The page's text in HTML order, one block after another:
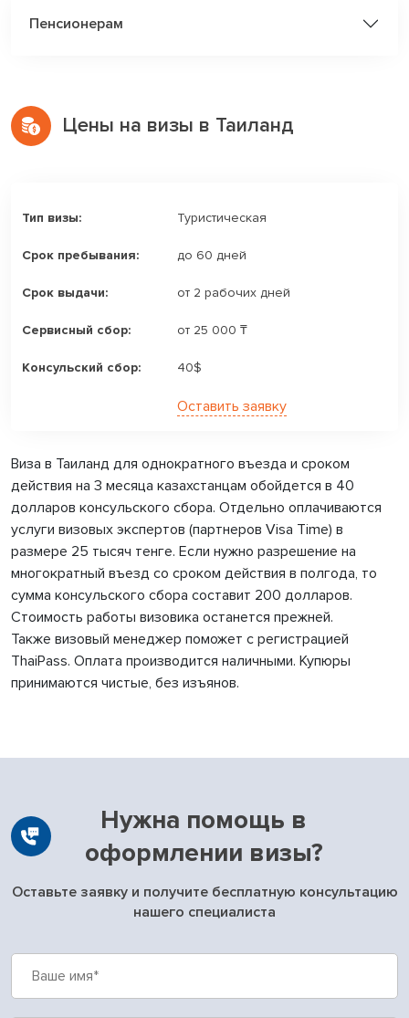
Пенсионерам
Цены на визы в Таиланд
Туристическая
до 60 дней
от 2 рабочих дней
от 25 000 ₸
40$
Оставить заявку
Виза в Таиланд для однократного въезда и сроком
действия на 3 месяца казахстанцам обойдется в 40
долларов консульского сбора. Отдельно оплачиваются
услуги визовых экспертов (партнеров Visa Time) в
размере 25 тысяч тенге. Если нужно разрешение на
многократный въезд со сроком действия в полгода, то
сумма консульского сбора составит 200 долларов.
Стоимость работы визовика останется прежней.
Также визовый менеджер поможет с регистрацией
ThaiPass. Оплата производится наличными. Купюры
принимаются чистые, без изъянов.
Нужна помощь в
оформлении визы?
Оставьте заявку и получите бесплатную консультацию
нашего специалиста